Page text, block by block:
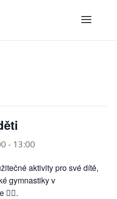
- 13:00
aktivity pro své dítě,
gymnastiky v
🤸‍♀️.